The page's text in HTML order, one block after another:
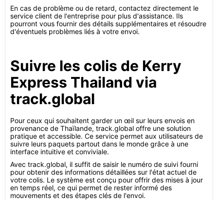
En cas de problème ou de retard, contactez directement le
service client de l'entreprise pour plus d'assistance. Ils
pourront vous fournir des détails supplémentaires et résoudre
d'éventuels problèmes liés à votre envoi.
Suivre les colis de Kerry
Express Thailand via
track.global
Pour ceux qui souhaitent garder un œil sur leurs envois en
provenance de Thaïlande, track.global offre une solution
pratique et accessible. Ce service permet aux utilisateurs de
suivre leurs paquets partout dans le monde grâce à une
interface intuitive et conviviale.
Avec track.global, il suffit de saisir le numéro de suivi fourni
pour obtenir des informations détaillées sur l'état actuel de
votre colis. Le système est conçu pour offrir des mises à jour
en temps réel, ce qui permet de rester informé des
mouvements et des étapes clés de l'envoi.